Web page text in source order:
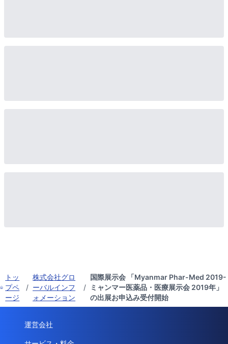
トッ
プペ
ージ
/
株式会社グロ
ーバルインフ
ォメーション
/
国際展示会 「Myanmar Phar-Med 2019-
ミャンマー医薬品・医療展示会 2019年」
の出展お申込み受付開始
運営会社